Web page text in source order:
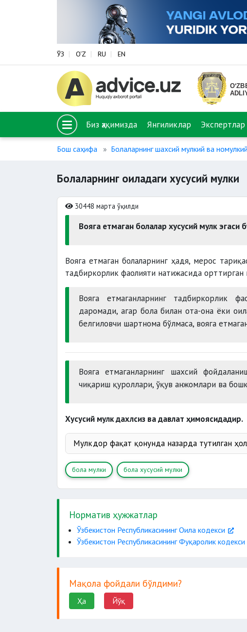
ЎЗ O‘Z RU EN
Биз ҳақимизда Янгиликлар Экспертлар
Бош саҳифа Болаларнинг шахсий мулкий ва
Болаларнинг оиладаги хусусий мулки
30448 марта ўқилди
Вояга етмаган болалар хусусий мулк эгаси
Вояга етмаган болаларнинг ҳадя, мерос
тадбиркорлик фаолияти натижасида орттирган
Вояга етмаганларнинг тадбиркорлик
даромади, агар бола билан ота-она ёки
белгиловчи шартнома бўлмаса, вояга
Вояга етмаганларнинг шахсий
чиқариш қуроллари, ўқув анжомлари ва
Хусусий мулк дахлсиз ва давлат ҳимоясидадир.
Мулкдор фақат қонунда назарда тутилган
бола мулки бола хусусий мулки
Норматив ҳужжатлар
Ўзбекистон Республикасининг Оила кодекси
Ўзбекистон Республикасининг Фуқаролик кодекси
Мақола фойдали бўлдими?
Ҳа Йўқ